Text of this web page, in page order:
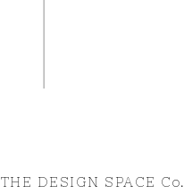
THE DESIGN SPACE Co.